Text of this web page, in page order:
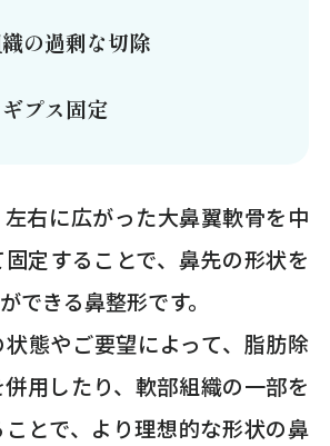
の過剰な切除
プス固定
右に広がった大鼻翼軟骨を中
定することで、鼻先の形状を
できる鼻整形です。
態やご要望によって、脂肪除
用したり、軟部組織の一部を
とで、より理想的な形状の鼻